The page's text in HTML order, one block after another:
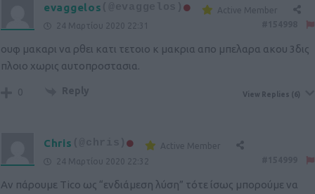
evaggelos
Active Member
24 Μαρτίου 2020 22:31
ουφ μακαρι να ρθει κατι τετοιο κ μακρια απο μπελαρα ακου 3δις
πλοιο χωρις αυτοπροστασια.
0 Reply View Replies (6)
Chris (@chris)
Active Member
24 Μαρτίου 2020 22:32
Αν πάρουμε Tico ως “ενδιάμεση λύση” τότε ίσως μπορoύμε να